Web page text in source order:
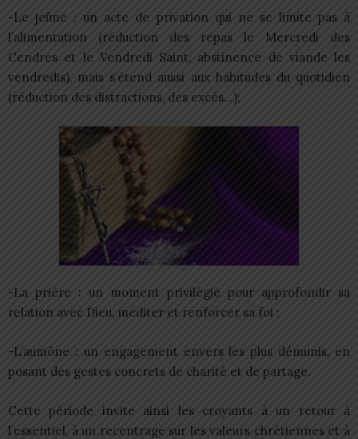
-Le jeûne : un acte de privation qui ne se limite pas à
l’alimentation (réduction des repas le Mercredi des
Cendres et le Vendredi Saint, abstinence de viande les
vendredis), mais s’étend aussi aux habitudes du quotidien
(réduction des distractions, des excès…);
-La prière : un moment privilégié pour approfondir sa
relation avec Dieu, méditer et renforcer sa foi ;
-L’aumône : un engagement envers les plus démunis, en
posant des gestes concrets de charité et de partage.
Cette période invite ainsi les croyants à un retour à
l’essentiel, à un recentrage sur les valeurs chrétiennes et à